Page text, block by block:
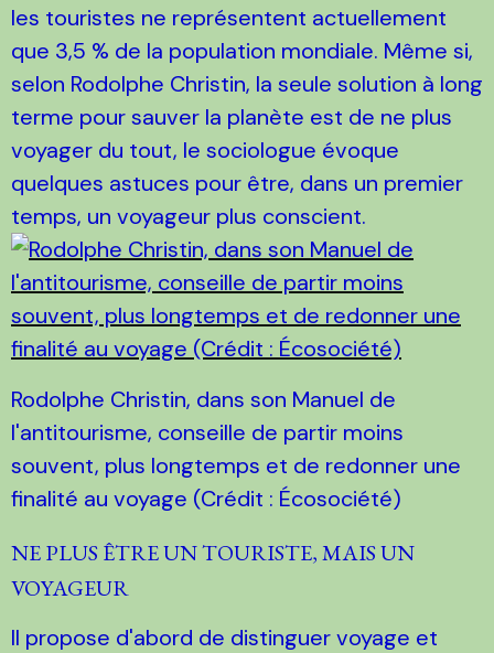
les touristes ne représentent actuellement
que 3,5 % de la population mondiale. Même si,
selon Rodolphe Christin, la seule solution à long
terme pour sauver la planète est de ne plus
voyager du tout, le sociologue évoque
quelques astuces pour être, dans un premier
temps, un voyageur plus conscient.
Rodolphe Christin, dans son Manuel de
l'antitourisme, conseille de partir moins
souvent, plus longtemps et de redonner une
finalité au voyage (Crédit : Écosociété)
NE PLUS ÊTRE UN TOURISTE, MAIS UN
VOYAGEUR
Il propose d'abord de distinguer voyage et